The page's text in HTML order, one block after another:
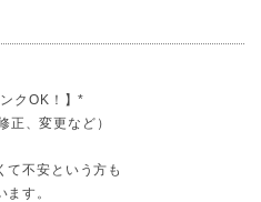
クOK！】*
正、変更など）
て不安という方も
す。